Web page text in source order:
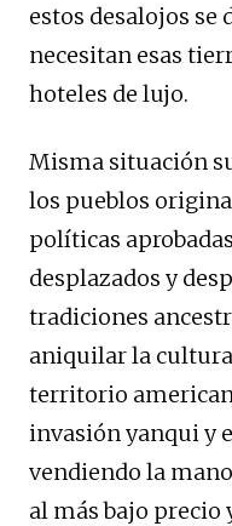
estos desalojos se
necesitan esas
hoteles de lujo.
Misma situación
los pueblos
políticas
desplazados y
tradiciones
aniquilar la
territorio
invasión yanqui y
vendiendo la
al más bajo precio